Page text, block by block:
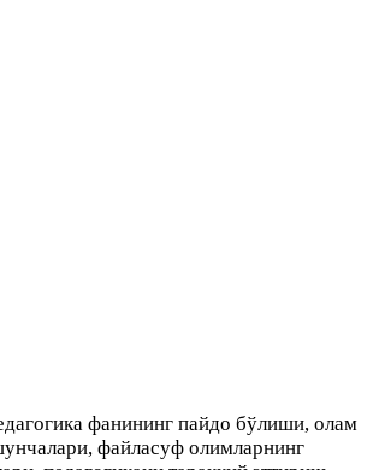
фанининг пайдо бўлиши, олам
файласуф олимларнинг